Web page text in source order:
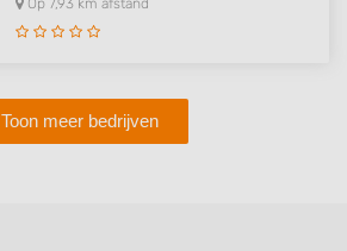
Op 7,93 km afstand
Toon meer bedrijven